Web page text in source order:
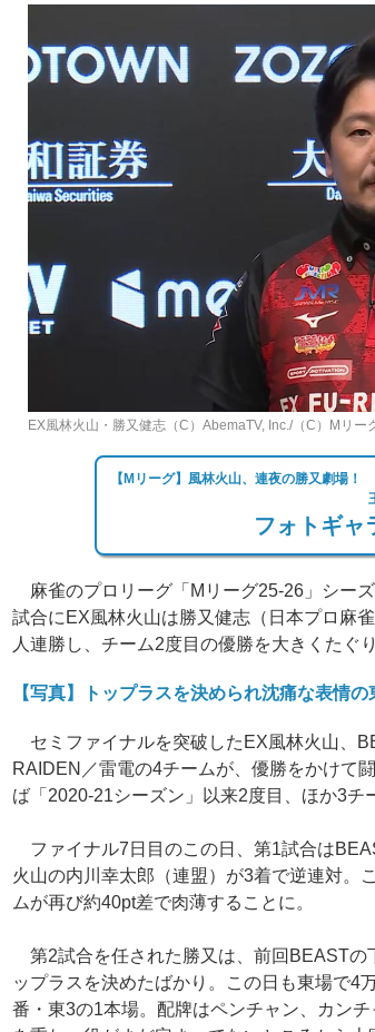
EX風林火山・勝又健志（C）AbemaTV, Inc./（C）Mリー
【Mリーグ】風林火山、連夜の勝又劇場
フォトギャ
麻雀のプロリーグ「Mリーグ25‐26」シー
試合にEX風林火山は勝又健志（日本プロ麻
人連勝し、チーム2度目の優勝を大きくたぐ
【写真】トップラスを決められ沈痛な表情の
セミファイナルを突破したEX風林火山、
RAIDEN／雷電の4チームが、優勝をかけて
ば「2020-21シーズン」以来2度目、ほか3チ
ファイナル7日目のこの日、第1試合は
火山の内川幸太郎（連盟）が3着で逆連対。
ムが再び約40pt差で肉薄することに。
第2試合を任された勝又は、前回BEASTの
ップラスを決めたばかり。この日も東場で4
番・東3の1本場。配牌はペンチャン、カン